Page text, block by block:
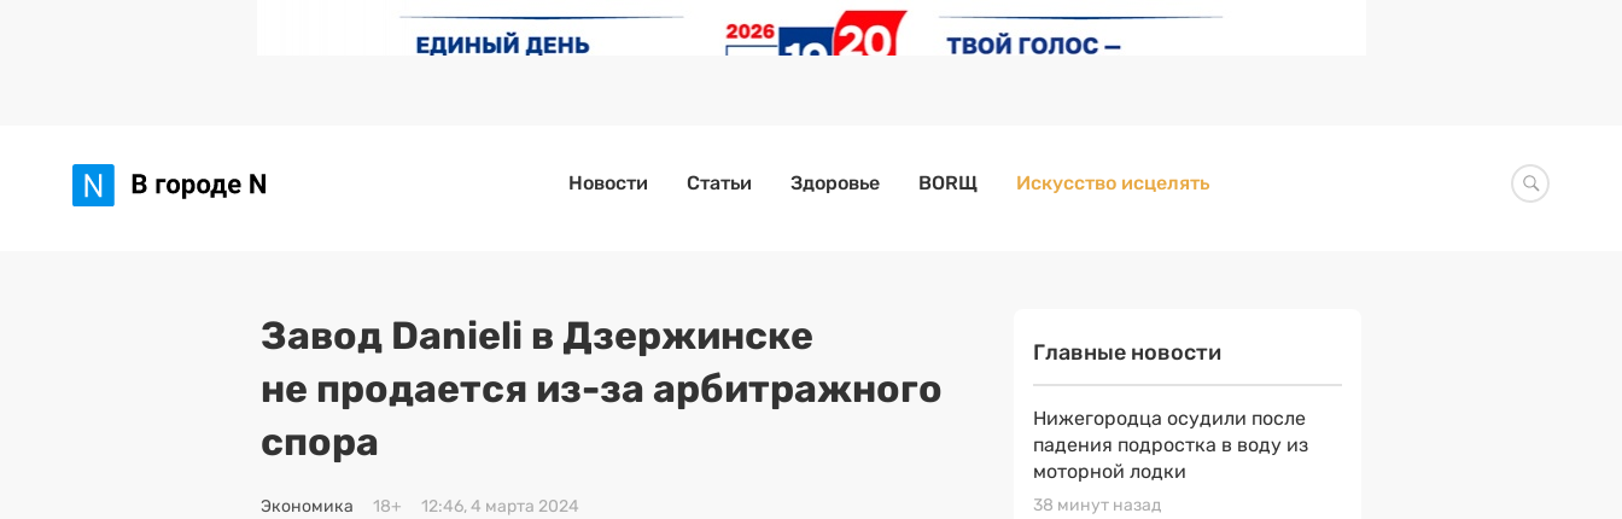
Новости Статьи Здоровье BORЩ Искусство исцелять
Завод Danieli в Дзержинске
не продается из-за арбитражного
спора
Экономика 18+ 12:46, 4 марта 2024
Главные новости
Нижегородца осудили после
падения подростка в воду из
моторной лодки
38 минут назад